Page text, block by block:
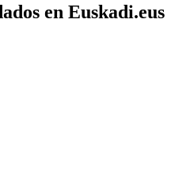
en Euskadi.eus